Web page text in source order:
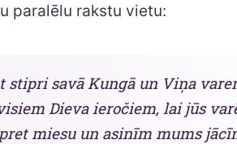
paralēlu rakstu vietu:
stipri savā Kungā un Viņa
Dieva ieročiem, lai jūs
miesu un asinīm mums